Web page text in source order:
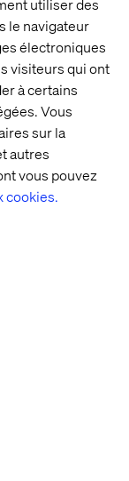
utiliser des
le navigateur
électroniques
visiteurs qui ont
à certains
Vous
sur la
autres
vous pouvez
cookies.
pré-
de
maquettes
par l'IA,
des
des
et la